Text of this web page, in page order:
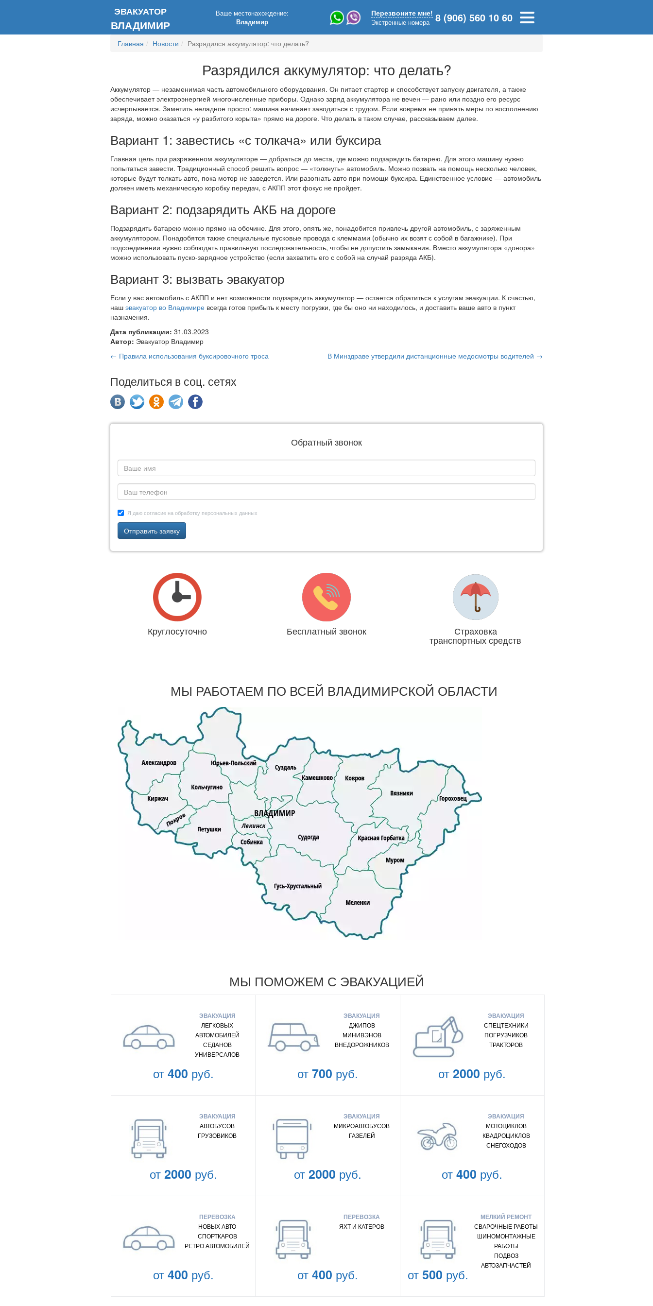
ЭВАКУАТОР
ВЛАДИМИР
Ваше местонахождение:
Владимир
Перезвоните мне!
Экстренные номера
8 (906) 560 10 60
Главная Новости Разрядился аккумулятор: что делать?
Разрядился аккумулятор: что делать?
Аккумулятор — незаменимая часть автомобильного оборудования. Он питает стартер и способствует запуску двигателя, а также
обеспечивает электроэнергией многочисленные приборы. Однако заряд аккумулятора не вечен — рано или поздно его ресурс
исчерпывается. Заметить неладное просто: машина начинает заводиться с трудом. Если вовремя не принять меры по восполнению
заряда, можно оказаться «у разбитого корыта» прямо на дороге. Что делать в таком случае, рассказываем далее.
Вариант 1: завестись «с толкача» или буксира
Главная цель при разряженном аккумуляторе — добраться до места, где можно подзарядить батарею. Для этого машину нужно
попытаться завести. Традиционный способ решить вопрос — «толкнуть» автомобиль. Можно позвать на помощь несколько человек,
которые будут толкать авто, пока мотор не заведется. Или разогнать авто при помощи буксира. Единственное условие — автомобиль
должен иметь механическую коробку передач, с АКПП этот фокус не пройдет.
Вариант 2: подзарядить АКБ на дороге
Подзарядить батарею можно прямо на обочине. Для этого, опять же, понадобится привлечь другой автомобиль, с заряженным
аккумулятором. Понадобятся также специальные пусковые провода с клеммами (обычно их возят с собой в багажнике). При
подсоединении нужно соблюдать правильную последовательность, чтобы не допустить замыкания. Вместо аккумулятора «донора»
можно использовать пуско-зарядное устройство (если захватить его с собой на случай разряда АКБ).
Вариант 3: вызвать эвакуатор
Если у вас автомобиль с АКПП и нет возможности подзарядить аккумулятор — остается обратиться к услугам эвакуации. К счастью,
наш эвакуатор во Владимире всегда готов прибыть к месту погрузки, где бы оно ни находилось, и доставить ваше авто в пункт
назначения.
Дата публикации: 31.03.2023
Автор: Эвакуатор Владимир
← Правила использования буксировочного троса
В Минздраве утвердили дистанционные медосмотры водителей →
Поделиться в соц. сетях
Обратный звонок
Я даю согласие на обработку персональных данных
Отправить заявку
Круглосуточно Бесплатный звонок Страховка
транспортных средств
МЫ РАБОТАЕМ ПО ВСЕЙ ВЛАДИМИРСКОЙ ОБЛАСТИ
МЫ ПОМОЖЕМ С ЭВАКУАЦИЕЙ
ЭВАКУАЦИЯ
ЛЕГКОВЫХ
АВТОМОБИЛЕЙ
СЕДАНОВ
УНИВЕРСАЛОВ
от400 руб.
ЭВАКУАЦИЯ
ДЖИПОВ
МИНИВЭНОВ
ВНЕДОРОЖНИКОВ
от700 руб.
ЭВАКУАЦИЯ
СПЕЦТЕХНИКИ
ПОГРУЗЧИКОВ
ТРАКТОРОВ
от 2000 руб.
ЭВАКУАЦИЯ
АВТОБУСОВ
ГРУЗОВИКОВ
от2000 руб.
ЭВАКУАЦИЯ
МИКРОАВТОБУСОВ
ГАЗЕЛЕЙ
от2000 руб.
ЭВАКУАЦИЯ
МОТОЦИКЛОВ
КВАДРОЦИКЛОВ
СНЕГОХОДОВ
от 400 руб.
ПЕРЕВОЗКА
НОВЫХ АВТО
СПОРТКАРОВ
РЕТРО АВТОМОБИЛЕЙ
от400 руб.
ПЕРЕВОЗКА
ЯХТ И КАТЕРОВ
от400 руб.
МЕЛКИЙ РЕМОНТ
СВАРОЧНЫЕ РАБОТЫ
ШИНОМОНТАЖНЫЕ
РАБОТЫ
ПОДВОЗ
АВТОЗАПЧАСТЕЙ
от 500 руб.